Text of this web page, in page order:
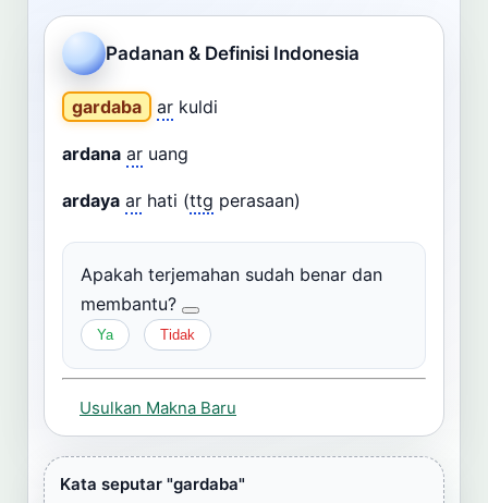
Dashboard Pencarian
Padanan & Definisi Indonesia
gardaba ar kuldi
ardana ar uang
ardaya ar hati (ttg perasaan)
Apakah terjemahan sudah benar dan
membantu?
Ya Tidak
Usulkan Makna Baru
Kata seputar "gardaba"